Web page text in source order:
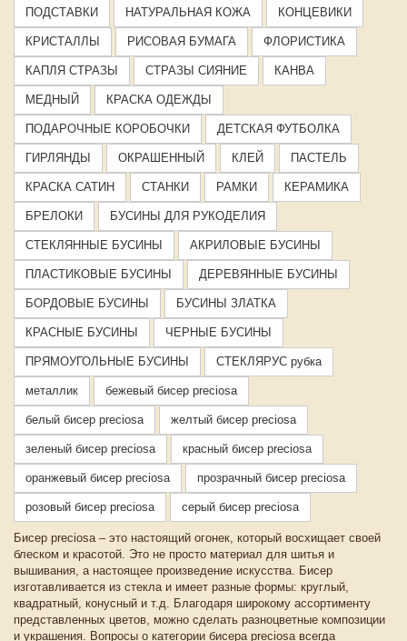
ПОДСТАВКИ НАТУРАЛЬНАЯ КОЖА КОНЦЕВИКИ
КРИСТАЛЛЫ РИСОВАЯ БУМАГА ФЛОРИСТИКА
КАПЛЯ СТРАЗЫ СТРАЗЫ СИЯНИЕ КАНВА
МЕДНЫЙ КРАСКА ОДЕЖДЫ
ПОДАРОЧНЫЕ КОРОБОЧКИ ДЕТСКАЯ ФУТБОЛКА
ГИРЛЯНДЫ ОКРАШЕННЫЙ КЛЕЙ ПАСТЕЛЬ
КРАСКА САТИН СТАНКИ РАМКИ КЕРАМИКА
БРЕЛОКИ БУСИНЫ ДЛЯ РУКОДЕЛИЯ
СТЕКЛЯННЫЕ БУСИНЫ АКРИЛОВЫЕ БУСИНЫ
ПЛАСТИКОВЫЕ БУСИНЫ ДЕРЕВЯННЫЕ БУСИНЫ
БОРДОВЫЕ БУСИНЫ БУСИНЫ ЗЛАТКА
КРАСНЫЕ БУСИНЫ ЧЕРНЫЕ БУСИНЫ
ПРЯМОУГОЛЬНЫЕ БУСИНЫ СТЕКЛЯРУС рубка
металлик бежевый бисер preciosa
белый бисер preciosa желтый бисер preciosa
зеленый бисер preciosa красный бисер preciosa
оранжевый бисер preciosa прозрачный бисер preciosa
розовый бисер preciosa серый бисер preciosa
Бисер preciosa – это настоящий огонек, который восхищает своей
блеском и красотой. Это не просто материал для шитья и
вышивания, а настоящее произведение искусства. Бисер
изготавливается из стекла и имеет разные формы: круглый,
квадратный, конусный и т.д. Благодаря широкому ассортименту
представленных цветов, можно сделать разноцветные композиции
и украшения. Вопросы о категории бисера preciosa всегда